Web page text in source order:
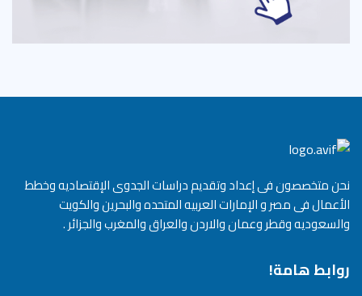
نحن متخصصون فى إعداد وتقديم دراسات الجدوى الإقتصاديه وخطط
الأعمال فى مصر و الإمارات العربيه المتحده والبحرين والكويت
والسعوديه وقطر وعمان والاردن والعراق والمغرب والجزائر .
روابط هامة!